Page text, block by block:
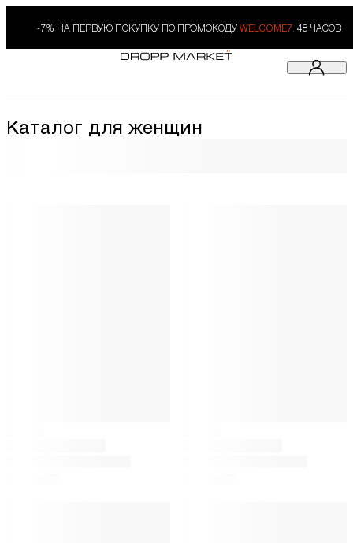
-7% НА ПЕРВУЮ ПОКУПКУ ПО ПРОМОКОДУ WELCOME7. 48 ЧАСОВ
Каталог для женщин